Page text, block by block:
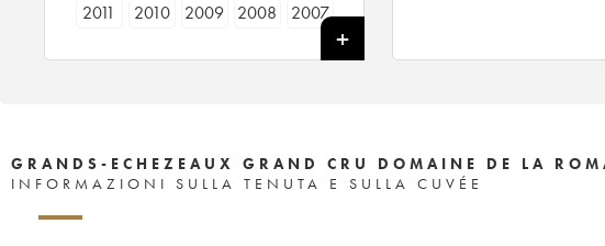
2011
2010 2009 2008
2007
1991
1990 1989 1988
1987
1986
1985 1984 1983
1982
GRANDS-ECHEZEAUX GRAND CRU DOMAINE DE LA
INFORMAZIONI SULLA TENUTA E SULLA CUVÉE